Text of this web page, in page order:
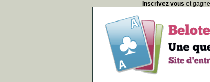
Inscrivez vous et